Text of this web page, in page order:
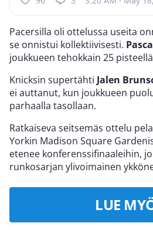
Pacersilla oli ottelussa useita
se onnistui kollektiivisesti.
joukkueen tehokkain 25
Knicksin supertähti Jalen
ei auttanut, kun joukkueen
parhaalla tasollaan.
Ratkaiseva seitsemäs ottelu
Yorkin Madison Square
etenee konferenssifinaaleihin,
runkosarjan ylivoimainen
LUE